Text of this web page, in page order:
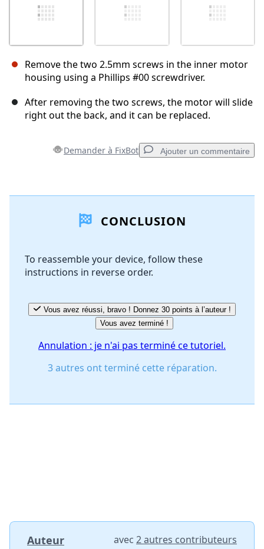
Remove the two 2.5mm screws in the inner motor
housing using a Phillips #00 screwdriver.
After removing the two screws, the motor will slide
right out the back, and it can be replaced.
Demander à FixBot Ajouter un commentaire
Ajouter un commentaire
Annuler Publier un commentaire
CONCLUSION
To reassemble your device, follow these
instructions in reverse order.
Vous avez réussi, bravo ! Donnez 30 points à l’auteur !
Vous avez terminé !
Annulation : je n'ai pas terminé ce tutoriel.
3 autres ont terminé cette réparation.
Auteur avec 2 autres contributeurs